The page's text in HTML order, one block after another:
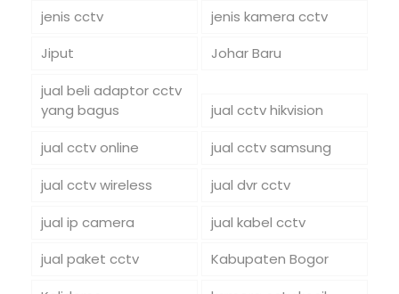
jenis cctv
jenis kamera cctv
Jiput
Johar Baru
jual beli adaptor cctv
yang bagus
jual cctv hikvision
jual cctv online
jual cctv samsung
jual cctv wireless
jual dvr cctv
jual ip camera
jual kabel cctv
jual paket cctv
Kabupaten Bogor